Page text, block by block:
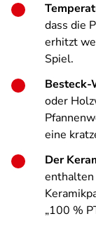
dass die
erhitzt
Spiel.
Besteck-
oder
eine
Der
enthalten
„100 %